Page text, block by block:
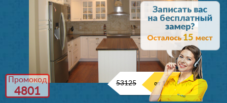
15
Промокод
4801
53125 от 17000 руб.